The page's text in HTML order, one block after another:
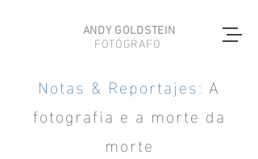
ANDY GOLDSTEIN
FOTÓGRAFO
Notas & Reportajes: A
fotografia e a morte da
morte